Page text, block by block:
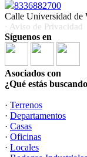
8336882700
Calle Universidad de
· Aviso de Privacidad
Síguenos en
Asociados con
¿Qué estás
· Terrenos
· Departamentos
· Casas
· Oficinas
· Locales